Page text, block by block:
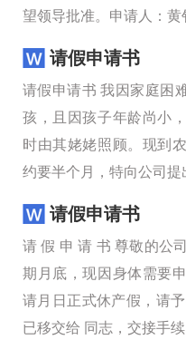
望领导批准。申请人：
请假申请书
请假申请书 我因家庭困
孩，且因孩子年龄尚小
时由其姥姥照顾。现到
约要半个月，特向公司提
请假申请书
请 假 申 请 书 尊敬的公
期月底，现因身体需要
请月日正式休产假，请
已移交给 同志，交接手续